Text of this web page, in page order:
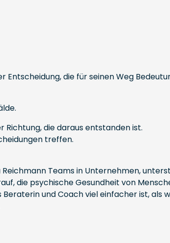
die für seinen Weg
Richtung, die daraus entstanden ist.
treffen.
Teams in Unternehmen,
die psychische Gesundheit von
und Coach viel einfacher ist, als